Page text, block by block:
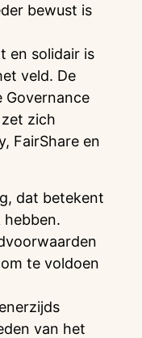
bewust is
en solidair is
veld. De
Governance
zich
FairShare en
dat betekent
te voldoen
van het